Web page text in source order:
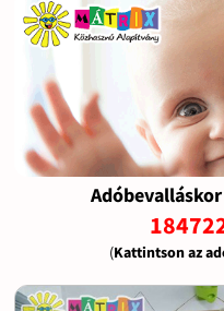
(Kattintson az